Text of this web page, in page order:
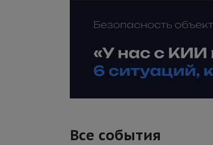
Все события